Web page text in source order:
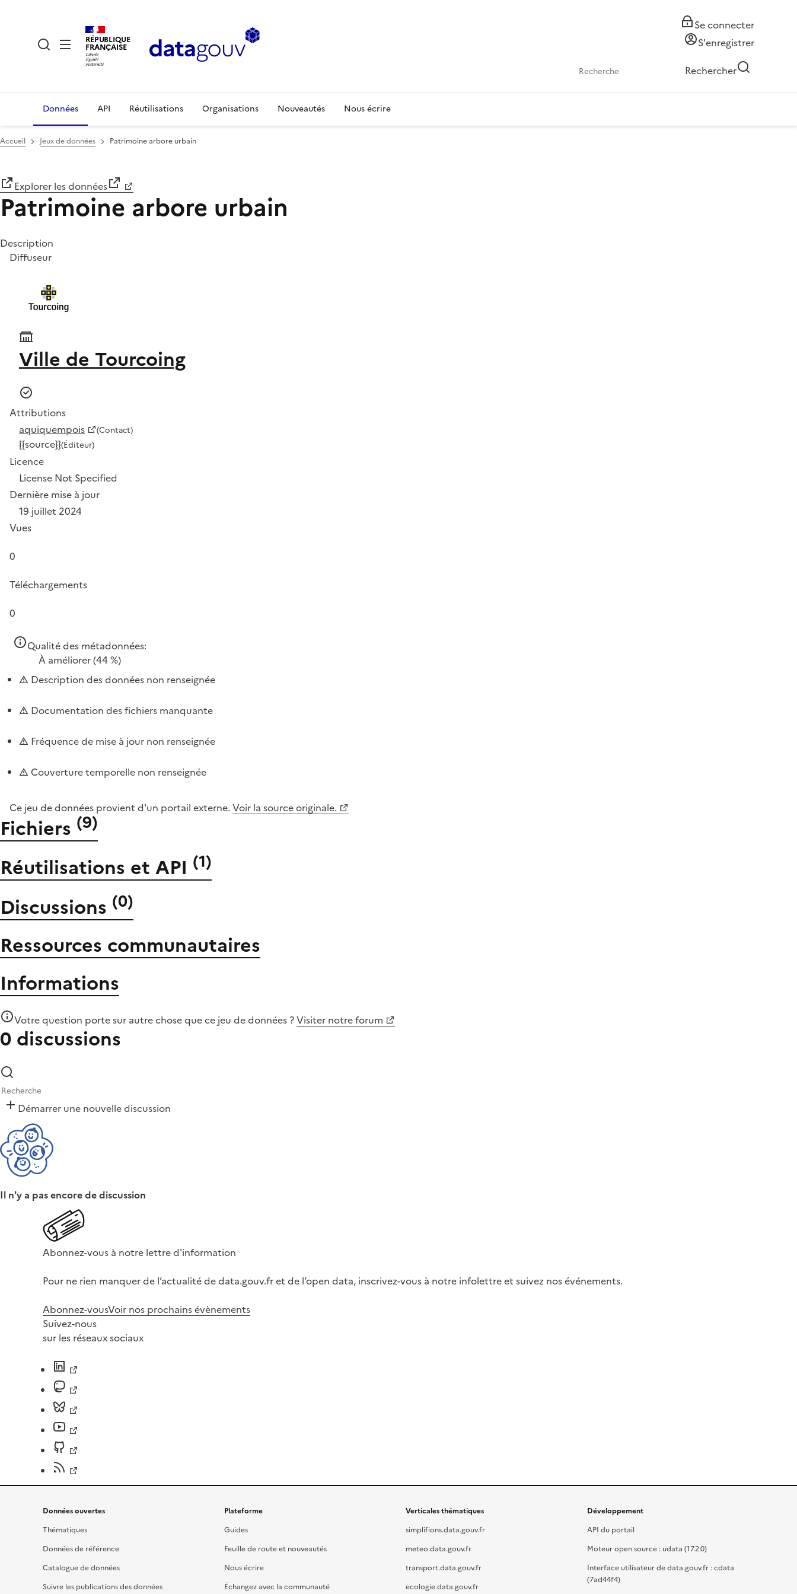
RÉPUBLIQUE
FRANÇAISE
Se connecter
S'enregistrer
Rechercher
Données API Réutilisations Organisations Nouveautés Nous écrire
Accueil Jeux de données Patrimoine arbore urbain
Explorer les données
Patrimoine arbore urbain
Description
Diffuseur
Ville de Tourcoing
Attributions
aquiquempois
(Contact)
{{source}}(Éditeur)
Licence
License Not Specified
Dernière mise à jour
19 juillet 2024
Vues
0
Téléchargements
0
Qualité des métadonnées:
À améliorer(44 %)
Description des données non renseignée
Documentation des fichiers manquante
Fréquence de mise à jour non renseignée
Couverture temporelle non renseignée
Ce jeu de données provient d'un portail externe. Voir la source originale.
Fichiers (9)
Réutilisations et API (1)
Discussions (0)
Ressources communautaires
Informations
Votre question porte sur autre chose quece jeu de données ?Visiter notre forum
0 discussions
Démarrer une nouvelle discussion
Il n'y a pas encore de discussion
Abonnez-vous à notre lettre d'information
Pour ne rien manquer de l’actualité de data.gouv.fr et de l’open data, inscrivez-vous à notre infolettre et suivez nos événements.
Abonnez-vousVoir nos prochains évènements
Suivez-nous
sur les réseaux sociaux
Données ouvertes
Thématiques
Données de référence
Catalogue de données
Suivre les publications des données
Plateforme
Guides
Feuille de route et nouveautés
Nous écrire
Échangez avec la communauté
Verticales thématiques
simplifions.data.gouv.fr
meteo.data.gouv.fr
transport.data.gouv.fr
ecologie.data.gouv.fr
Développement
API du portail
Moteur open source : udata (17.2.0)
Interface utilisateur de data.gouv.fr : cdata
(7ad44f4)